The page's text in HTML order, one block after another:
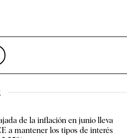
de la inflación en junio lleva
a mantener los tipos de interés